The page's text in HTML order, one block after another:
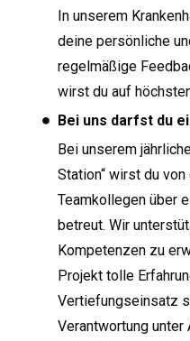
In unserem
deine persönliche
regelmäßige
wirst du auf
Bei uns darfst du
Bei unserem
Station“ wirst du
Teamkollegen über
betreut. Wir
Kompetenzen zu
Projekt tolle
Vertiefungseinsatz
Verantwortung